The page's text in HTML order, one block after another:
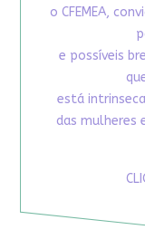
o CFEMEA,
e possíveis
está
das mulheres